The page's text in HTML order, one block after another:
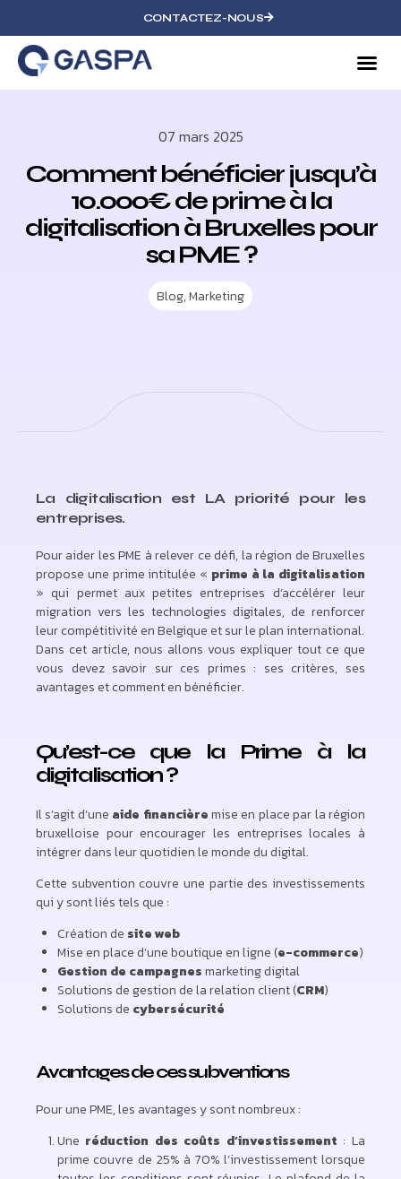
CONTACTEZ-NOUS
07 mars 2025
Comment bénéficier jusqu’à
10.000€ de prime à la
digitalisation à Bruxelles pour
sa PME ?
Blog,Marketing
La digitalisation est LA priorité pour les
entreprises.
Pour aider les PME à relever ce défi, la région de Bruxelles
propose une prime intitulée « prime à la digitalisation
» qui permet aux petites entreprises d’accélérer leur
migration vers les technologies digitales, de renforcer
leur compétitivité en Belgique et sur le plan international.
Dans cet article, nous allons vous expliquer tout ce que
vous devez savoir sur ces primes : ses critères, ses
avantages et comment en bénéficier.
Qu’est-ce que la Prime à la
digitalisation ?
Il s’agit d’une aide financièremise en place par la région
bruxelloise pour encourager les entreprises locales à
intégrer dans leur quotidien le monde du digital.
Cette subvention couvre une partie des investissements
qui y sont liés tels que :
Création de site web
Mise en place d’une boutique en ligne (e-commerce)
Gestion de campagnesmarketing digital
Solutions de gestion de la relation client (CRM)
Solutions de cybersécurité
Avantages de ces subventions
Pour une PME, les avantages y sont nombreux :
Une réduction des coûts d’investissement : La
prime couvre de 25% à 70% l’investissement lorsque